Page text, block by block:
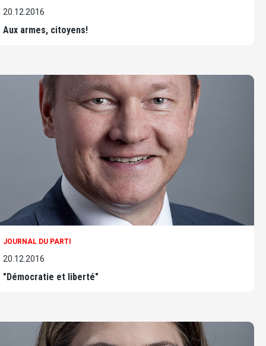
20.12.2016
Aux armes, citoyens!
JOURNAL DU PARTI
20.12.2016
"Démocratie et liberté"